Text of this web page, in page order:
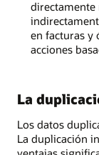
directamente
en facturas y
acciones
La
Los datos
La duplicación